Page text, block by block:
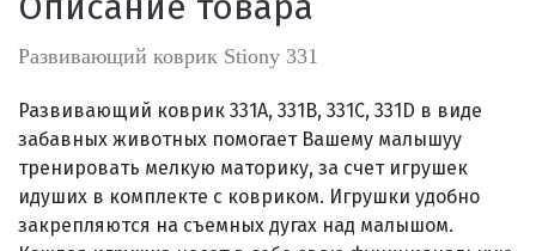
Отправляем во все регионы России
службами Пэк, Кит, Луч, Сдэк, Озон
доставка, Почта РФ или любой другой
Через СБП при получении (для
Екатеринбурга и близлежащих
городов)
Оплата по счету для юридических лиц
Развивающий коврик Stiony 331
Развивающий коврик 331А, 331В, 331С, 331D в виде
забавных животных помогает Вашему малышуу
тренировать мелкую маторику, за счет игрушек
идуших в комплекте с ковриком. Игрушки удобно
закрепляются на съемных дугах над малышом.